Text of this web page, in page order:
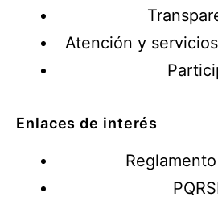
Atención y
Enlaces de interés